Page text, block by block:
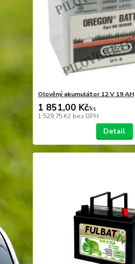
Olověný akumulátor 12 V 19 AH
1 851,00 Kč/ks
1 529,75 Kč bez DPH
Detail